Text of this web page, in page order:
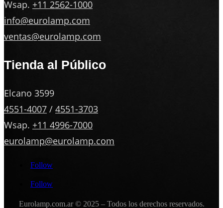
Wsap. +11 2562-1000
info@eurolamp.com
ventas@eurolamp.com
Tienda al Público
Elcano 3599
4551-4007 / 4551-3703
Wsap. +11 4996-7000
eurolamp@eurolamp.com
Follow
Follow
Eurolamp.com.ar© 2025 – Todos los derechos reservados.